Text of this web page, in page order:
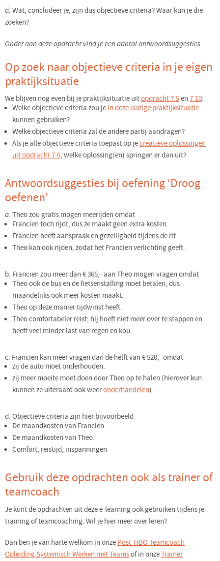
d. Wat, concludeer je, zijn dus objectieve criteria? Waar kun je die
zoeken?
Onder aan deze opdracht vind je een aantal antwoordsuggesties.
Op zoek naar objectieve criteria in je eigen
praktijksituatie
We blijven nog even bij je praktijksituatie uitopdracht 7.5en 7.10.
Welke objectieve criteria zou je in deze lastige praktijksituatie
kunnen gebruiken?
Welke objectieve criteria zal de andere partij aandragen?
Als je alle objectieve criteria toepast op jecreatieve oplossingen
uit opdracht 7.6, welke oplossing(en) springen er dan uit?
Antwoordsuggesties bij oefening ‘Droog
oefenen’
a. Theo zou gratis mogen meerijden omdat
Francien toch rijdt, dus ze maakt geen extra kosten.
Francien heeft aanspraak en gezelligheid tijdens de rit.
Theo kan ook rijden, zodat het Francien verlichting geeft.
b. Francien zou meer dan € 365,- aan Theo mogen vragen omdat
Theo ook de bus en de fietsenstalling moet betalen, dus
maandelijks ook meer kosten maakt.
Theo op deze manier tijdwinst heeft.
Theo comfortabeler reist; hij hoeft niet meer over te stappen en
heeft veel minder last van regen en kou.
c. Francien kan meer vragen dan de helft van € 520,- omdat
zij de auto moet onderhouden.
zij meer moeite moet doen door Theo op te halen (hierover kun
kunnen ze uiteraard ook weeronderhandelen).
d. Objectieve criteria zijn hier bijvoorbeeld
De maandkosten van Francien.
De maandkosten van Theo.
Comfort, reistijd, inspanningen
Gebruik deze opdrachten ook als trainer of
teamcoach
Je kunt de opdrachten uit deze e-learning ook gebruiken tijdens je
training of teamcoaching. Wil je hier meer over leren?
Dan ben je van harte welkom in onze Post-HBO Teamcoach
Opleiding Systemisch Werken met Teamsof in onzeTrainer